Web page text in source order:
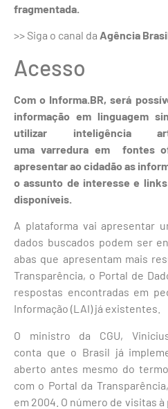
fragmentada.
>> Siga o canal da Agência
Acesso
Com o Informa.BR, será
informação em linguagem
utilizar inteligência
uma varredura em fontes
apresentar ao cidadão as
o assunto de interesse e
disponíveis.
A plataforma vai apresentar
dados buscados podem ser
abas que apresentam mais
Transparência, o Portal de
respostas encontradas em
Informação (LAI) já existentes.
O ministro da CGU,
conta que o Brasil já
aberto antes mesmo do
com o Portal da
em 2004. O número de visitas